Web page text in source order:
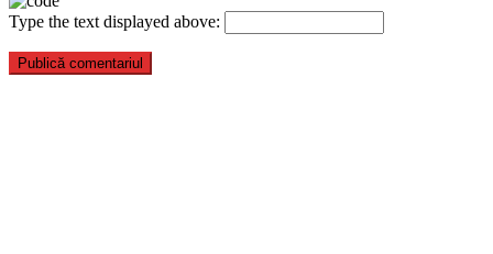
Type the text displayed above: